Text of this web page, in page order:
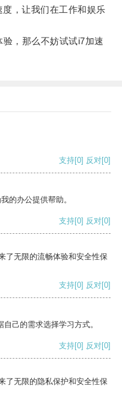
，让我们在工作和娱乐
，那么不妨试试i7加速
支持[0] 反对[0]
的办公提供帮助。
支持[0] 反对[0]
了无限的流畅体验和安全性保
支持[0] 反对[0]
己的需求选择学习方式。
支持[0] 反对[0]
了无限的隐私保护和安全性保